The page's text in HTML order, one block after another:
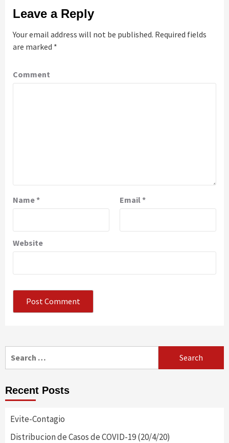
Leave a Reply
Your email address will not be published. Required fields
are marked *
Comment
Name* Email *
Website
for:
Recent Posts
Evite-Contagio
Distribucion de Casos de COVID-19 (20/4/20)